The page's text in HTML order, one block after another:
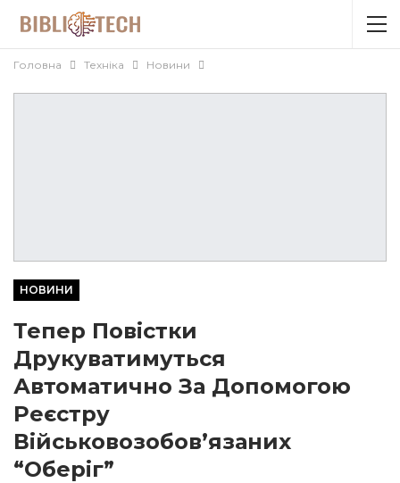
Головна Техніка Новини
НОВИНИ
Тепер Повістки
Друкуватимуться
Автоматично За Допомогою
Реєстру
Військовозобов’язаних
“Оберіг”